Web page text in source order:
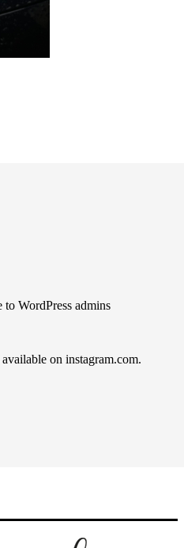
WordPress admins
on instagram.com.